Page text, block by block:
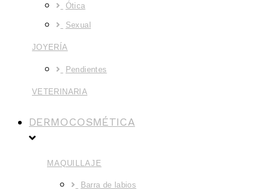
Ótica
Sexual
JOYERÍA
Pendientes
VETERINARIA
DERMOCOSMÉTICA
MAQUILLAJE
Barra de labios